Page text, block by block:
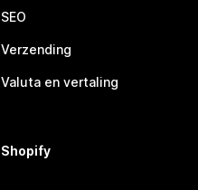
SEO
Verzending
Valuta en vertaling
Shopify